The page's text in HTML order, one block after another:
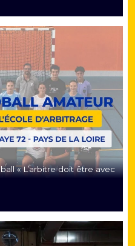
« L’arbitre doit être avec